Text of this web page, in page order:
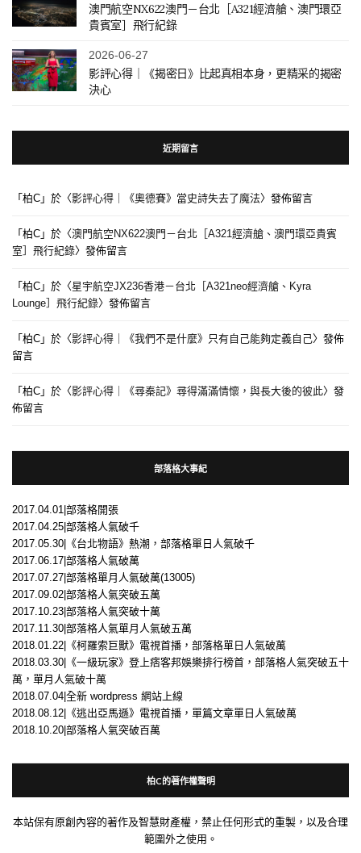
澳門航空NX622澳門－台北［A321經濟艙、澳門環亞
貴賓室］飛行紀錄
2026-06-27
影評心得｜《揭密日》比起真相本身，更精采的揭密
決心
近期留言
「 柏C 」於〈影評心得｜《奧德賽》當史詩失去了魔法〉發佈留言
「 柏C 」於〈澳門航空NX622澳門－台北［A321經濟艙、澳門環亞貴賓
室］飛行紀錄〉發佈留言
「 柏C 」於〈星宇航空JX236香港－台北［A321neo經濟艙、Kyra
Lounge］飛行紀錄〉發佈留言
「 柏C 」於〈影評心得｜《我們不是什麼》只有自己能夠定義自己〉發佈
留言
「 柏C 」於〈影評心得｜《尋秦記》尋得滿滿情懷，與長大後的彼此〉發
佈留言
部落格大事紀
2017.04.01|部落格開張
2017.04.25|部落格人氣破千
2017.05.30|《台北物語》熱潮，部落格單日人氣破千
2017.06.17|部落格人氣破萬
2017.07.27|部落格單月人氣破萬(13005)
2017.09.02|部落格人氣突破五萬
2017.10.23|部落格人氣突破十萬
2017.11.30|部落格人氣單月人氣破五萬
2018.01.22|《柯羅索巨獸》電視首播，部落格單日人氣破萬
2018.03.30|《一級玩家》登上痞客邦娛樂排行榜首，部落格人氣突破五十
萬，單月人氣破十萬
2018.07.04|全新 wordpress 網站上線
2018.08.12|《逃出亞馬遜》電視首播，單篇文章單日人氣破萬
2018.10.20|部落格人氣突破百萬
柏C的著作權聲明
本站保有原創內容的著作及智慧財產權，禁止任何形式的重製，以及合理
範圍外之使用。